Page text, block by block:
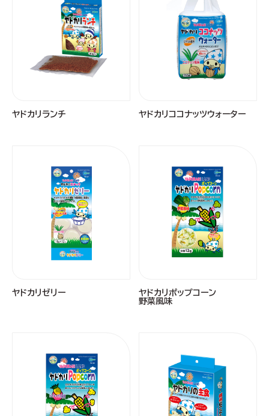
ヤドカリランチ ヤドカリココナッツウォーター
ヤドカリゼリー
ヤドカリポップコーン
野菜風味